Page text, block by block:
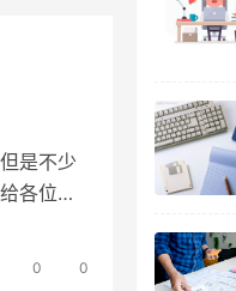
是不少
各位分
用户，
0 0